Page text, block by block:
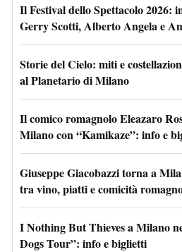
Il Festival dello Spettacolo 2026:
Gerry Scotti, Alberto Angela e
Storie del Cielo: miti e
al Planetario di Milano
Il comico romagnolo Eleazaro
Milano con “Kamikaze”: info e
Giuseppe Giacobazzi torna a
tra vino, piatti e comicità
I Nothing But Thieves a Milano
Dogs Tour”: info e biglietti